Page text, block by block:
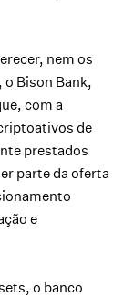
nem os
Bison Bank,
com a
de
prestados
parte da oferta
e
o banco